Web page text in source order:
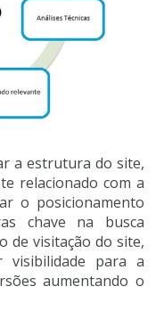
a estrutura do site,
relacionado com a
o posicionamento
chave na busca
de visitação do site,
visibilidade para a
aumentando o